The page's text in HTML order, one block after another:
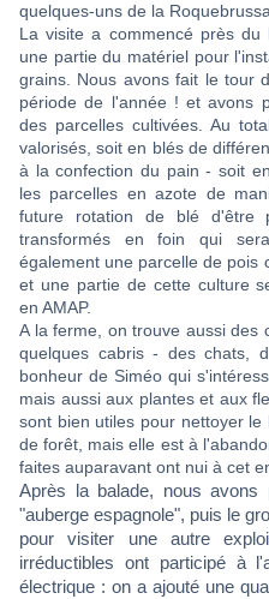
quelques-uns de la
La visite a commencé près du
une partie du matériel pour
grains. Nous avons fait le tour
période de l'année ! et avons
des parcelles cultivées. Au
valorisés, soit en blés de
à la confection du pain - soit
les parcelles en azote de
future rotation de blé d'être
transformés en foin qui
également une parcelle de pois
et une partie de cette culture
en AMAP.
A la ferme, on trouve aussi des
quelques cabris - des chats,
bonheur de Siméo qui
mais aussi aux plantes et aux
sont bien utiles pour nettoyer
de forêt, mais elle est à
faites auparavant ont nui à cet
Après la balade, nous
"auberge espagnole", puis le
pour visiter une autre
irréductibles ont participé à
électrique : on a ajouté une